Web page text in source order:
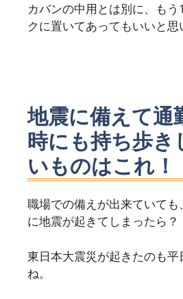
カバンの中用とは別に、も
クに置いてあってもいいと
地震に備えて通
時にも持ち歩き
いものはこれ！
職場での備えが出来ていても
に地震が起きてしまったら？
東日本大震災が起きたのも平
ね。